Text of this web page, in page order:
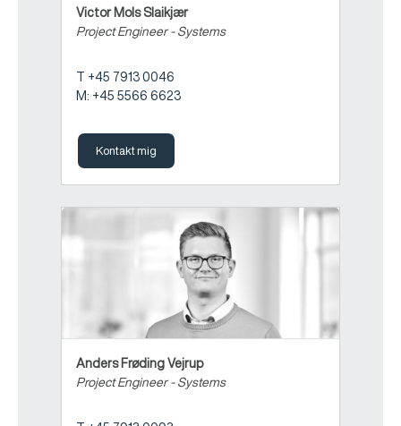
Victor Mols Slaikjær
Project Engineer - Systems
T +45 7913 0046
M: +45 5566 6623
Kontakt mig
Anders Frøding Vejrup
Project Engineer - Systems